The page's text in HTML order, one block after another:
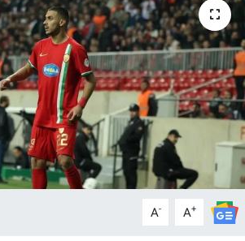
A- A+